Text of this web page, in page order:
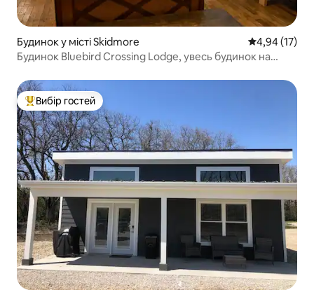
Будинок у місті Skidmore Середня
4,94 (17)
Будинок Bluebird Crossing Lodge, увесь будинок на
Топ вибір гостей
Вибір гостей